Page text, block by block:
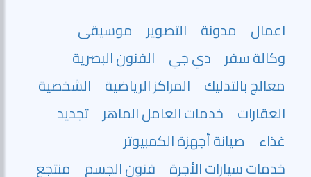
اعمال مدونة التصوير موسيقى
وكالة سفر دي جي الفنون البصرية
معالج بالتدليك المراكز الرياضية الشخصية
العقارات خدمات العامل الماهر تجديد
غذاء
صيانة أجهزة الكمبيوتر
خدمات سيارات الأجرة فنون الجسم
منتجع